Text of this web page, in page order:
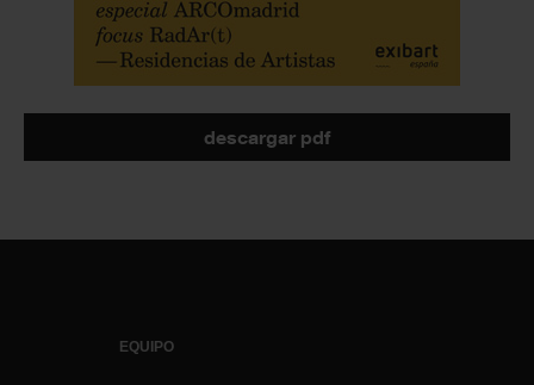
descargar pdf
EQUIPO